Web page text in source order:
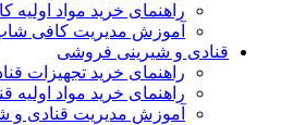
راهنمای خرید مواد
آموزش مدیریت کافی
قنادی و شیرینی فروشی
راهنمای خرید تجهیزات
راهنمای خرید مواد
آموزش مدیریت قنادی و